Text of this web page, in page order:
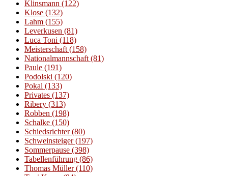
Klinsmann (122)
Klose (132)
Lahm (155)
Leverkusen (81)
Luca Toni (118)
Meisterschaft(158)
Nationalmannschaft(81)
Paule (191)
Podolski (120)
Pokal (133)
Privates (137)
Ribery (313)
Robben (198)
Schalke (150)
Schiedsrichter(80)
Schweinsteiger(197)
Sommerpause (398)
Tabellenführung (86)
Thomas Müller(110)